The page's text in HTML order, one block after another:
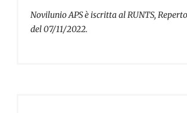
Novilunio APS è iscritta al RUNTS,
del 07/11/2022.